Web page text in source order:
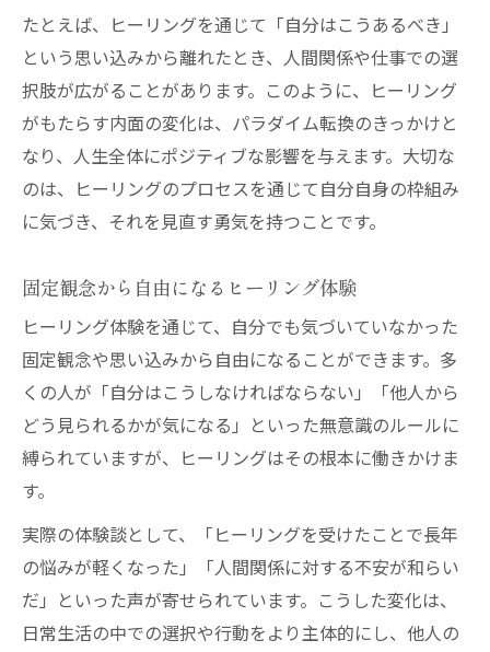
たとえば、ヒーリングを通じて「自分はこうあるべき」
という思い込みから離れたとき、人間関係や仕事での選
択肢が広がることがあります。このように、ヒーリング
がもたらす内面の変化は、パラダイム転換のきっかけと
なり、人生全体にポジティブな影響を与えます。大切な
のは、ヒーリングのプロセスを通じて自分自身の枠組み
に気づき、それを見直す勇気を持つことです。
固定観念から自由になるヒーリング体験
ヒーリング体験を通じて、自分でも気づいていなかった
固定観念や思い込みから自由になることができます。多
くの人が「自分はこうしなければならない」「他人から
どう見られるかが気になる」といった無意識のルールに
縛られていますが、ヒーリングはその根本に働きかけま
す。
実際の体験談として、「ヒーリングを受けたことで長年
の悩みが軽くなった」「人間関係に対する不安が和らい
だ」といった声が寄せられています。こうした変化は、
日常生活の中での選択や行動をより主体的にし、他人の